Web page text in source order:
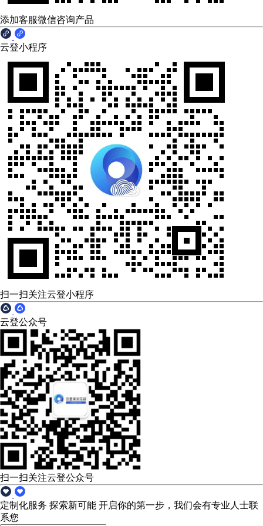
添加客服微信咨询产品
云登小程序
扫一扫关注云登小程序
云登公众号
扫一扫关注云登公众号
定制化服务 探索新可能 开启你的第一步，我们会有专业人士联
系您